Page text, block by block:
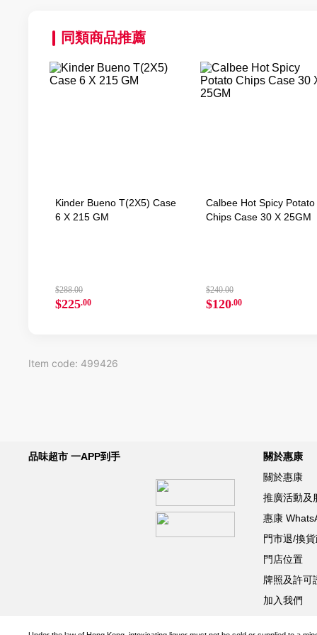
同類商品推薦
Kinder Bueno T(2X5) Case
6 X 215 GM
$288.00
$225.00
Calbee Hot Spicy Potato
Chips Case 30 X 25GM
$240.00
$120.00
Item code: 499426
品味超市 一APP到手
關於惠康
關於惠康
推廣活動及
惠康
門市退/換
門店位置
牌照及許可
加入我們